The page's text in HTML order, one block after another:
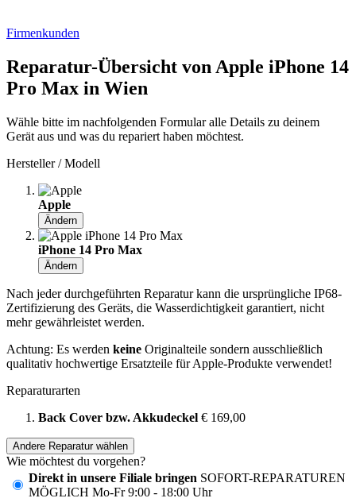
Firmenkunden
Reparatur-Übersicht von Apple iPhone 14
Pro Max in Wien
Wähle bitte im nachfolgenden Formular alle Details zu deinem
Gerät aus und was du repariert haben möchtest.
Hersteller / Modell
Apple
Ändern
iPhone 14 Pro Max
Ändern
Nach jeder durchgeführten Reparatur kann die ursprüngliche IP68-
Zertifizierung des Geräts, die Wasserdichtigkeit garantiert, nicht
mehr gewährleistet werden.
Achtung: Es werden keine Originalteile sondern ausschließlich
qualitativ hochwertige Ersatzteile für Apple-Produkte verwendet!
Reparaturarten
Back Cover bzw. Akkudeckel € 169,00
Andere Reparatur wählen
Wie möchtest du vorgehen?
Direkt in unsere Filiale bringen SOFORT-REPARATUREN
MÖGLICH Mo-Fr 9:00 - 18:00 Uhr